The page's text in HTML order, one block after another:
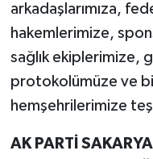
arkadaşlarımıza,
hakemlerimize,
sağlık ekiplerimize,
protokolümüze ve
hemşehrilerimize
AK PARTİ